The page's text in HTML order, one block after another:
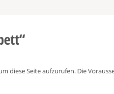
diese Seite aufzurufen. Die